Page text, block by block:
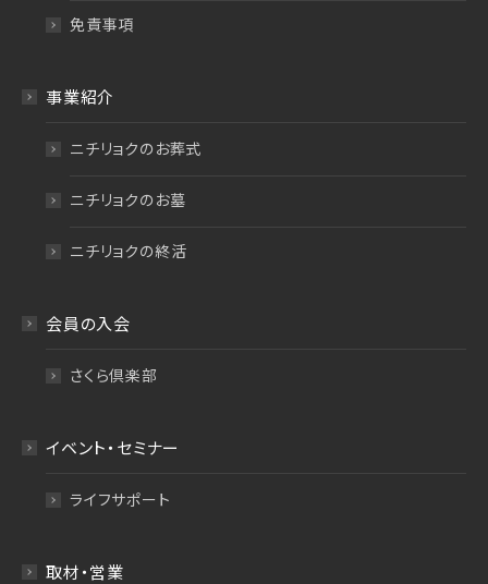
免責事項
事業紹介
ニチリョクのお葬式
ニチリョクのお墓
ニチリョクの終活
会員の入会
さくら倶楽部
イベント・セミナー
ライフサポート
取材・営業